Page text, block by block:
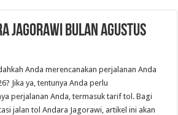
Jagorawi Bulan Agustus
Anda merencanakan perjalanan Anda
Jika ya, tentunya Anda perlu
perjalanan Anda, termasuk tarif tol. Bagi
jalan tol Andara Jagorawi, artikel ini akan